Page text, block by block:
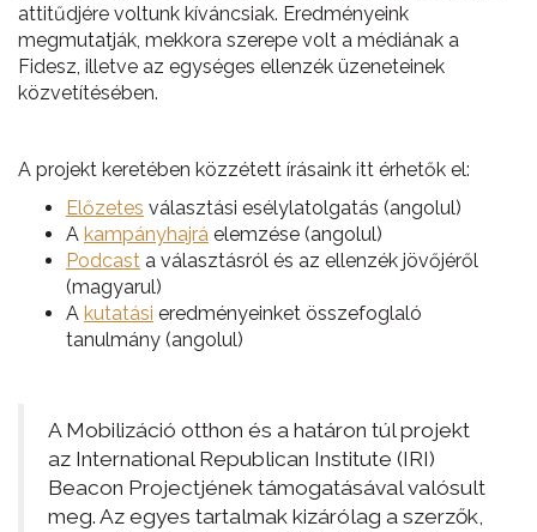
attitűdjére voltunk kíváncsiak. Eredményeink
megmutatják, mekkora szerepe volt a médiának a
Fidesz, illetve az egységes ellenzék üzeneteinek
közvetítésében.
A projekt keretében közzétett írásaink itt érhetők el:
Előzetes választási esélylatolgatás (angolul)
A kampányhajrá elemzése (angolul)
Podcast a választásról és az ellenzék jövőjéről
(magyarul)
A kutatási eredményeinket összefoglaló
tanulmány (angolul)
A Mobilizáció otthon és a határon túl projekt
az International Republican Institute (IRI)
Beacon Projectjének támogatásával valósult
meg. Az egyes tartalmak kizárólag a szerzők,